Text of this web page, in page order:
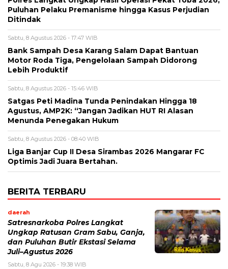
Puluhan Pelaku Premanisme hingga Kasus Perjudian
Ditindak
Sabtu, 8 Agustus 2026 - 17:47 WIB
Bank Sampah Desa Karang Salam Dapat Bantuan
Motor Roda Tiga, Pengelolaan Sampah Didorong
Lebih Produktif
Sabtu, 8 Agustus 2026 - 15:46 WIB
Satgas Peti Madina Tunda Penindakan Hingga 18
Agustus, AMP2K: “Jangan Jadikan HUT RI Alasan
Menunda Penegakan Hukum
Sabtu, 8 Agustus 2026 - 08:40 WIB
Liga Banjar Cup II Desa Sirambas 2026 Mangarar FC
Optimis Jadi Juara Bertahan.
BERITA TERBARU
daerah
Satresnarkoba Polres Langkat
Ungkap Ratusan Gram Sabu, Ganja,
dan Puluhan Butir Ekstasi Selama
Juli–Agustus 2026
Sabtu, 8 Agu 2026 - 19:38 WIB